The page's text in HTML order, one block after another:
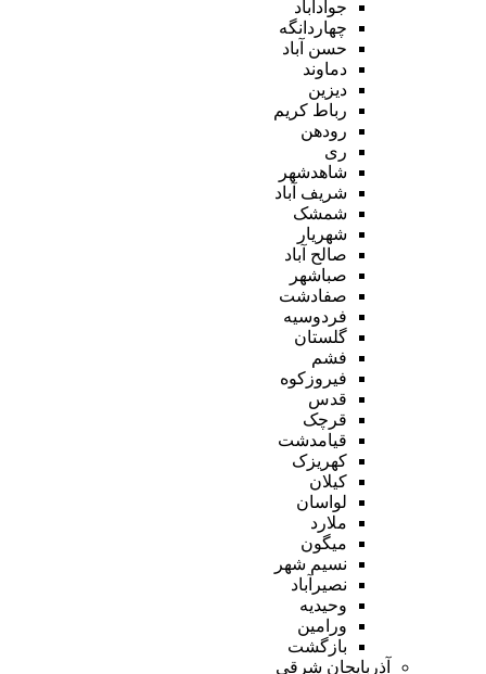
جوادآباد
چهاردانگه
حسن آباد
دماوند
دیزین
رباط کریم
رودهن
ری
شاهدشهر
شریف آباد
شمشک
شهریار
صالح آباد
صباشهر
صفادشت
فردوسیه
گلستان
فشم
فیروزکوه
قدس
قرچک
قیامدشت
کهریزک
کیلان
لواسان
ملارد
میگون
نسیم شهر
نصیرآباد
وحیدیه
ورامین
بازگشت
آذربایجان شرقی